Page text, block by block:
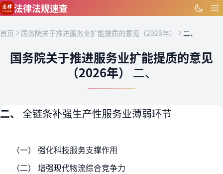
跳到主要内容
法律法规速查
首页 国务院关于推进服务业扩能提质的意见（2026年） 二、
国务院关于推进服务业扩能提质的意见
（2026年） 二、
二、 全链条补强生产性服务业薄弱环节
（一） 强化科技服务支撑作用
（二） 增强现代物流综合竞争力